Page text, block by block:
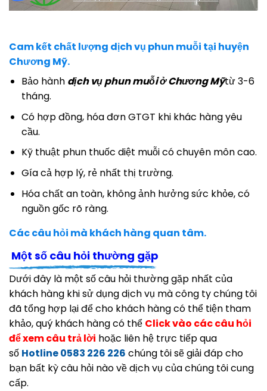
Cam kết chất lượng dịch vụ phun muỗi tại huyện
Chương Mỹ.
Bảo hành dịch vụ phun muỗi ở Chương Mỹtừ 3-6
tháng.
Có hợp đồng, hóa đơn GTGT khi khác hàng yêu
cầu.
Kỹ thuật phun thuốc diệt muỗi có chuyên môn cao.
Gía cả hợp lý, rẻ nhất thị trường.
Hóa chất an toàn, không ảnh hưởng sức khỏe, có
nguồn gốc rõ ràng.
Các câu hỏi mà khách hàng quan tâm.
Một số câu hỏi thường gặp
Dưới đây là một số câu hỏi thường gặp nhất của
khách hàng khi sử dụng dịch vụ mà công ty chúng tôi
đã tổng hợp lại để cho khách hàng có thể tiện tham
khảo, quý khách hàng có thể Click vào các câu hỏi
để xem câu trả lời hoặc liên hệ trực tiếp qua
số Hotline 0583 226 226 chúng tôi sẽ giải đáp cho
bạn bất kỳ câu hỏi nào về dịch vụ của chúng tôi cung
cấp.